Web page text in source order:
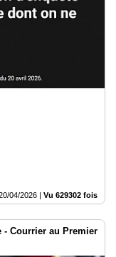
04/2026 | Vu 629302 fois
- Courrier au Premier